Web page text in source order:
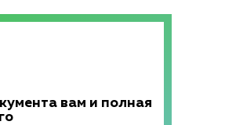
вам и полная